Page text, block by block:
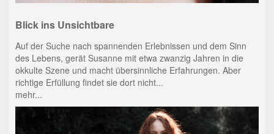
Blick ins Unsichtbare
Auf der Suche nach spannenden Erlebnissen und dem Sinn
des Lebens, gerät Susanne mit etwa zwanzig Jahren in die
okkulte Szene und macht übersinnliche Erfahrungen. Aber
richtige Erfüllung findet sie dort nicht...
mehr...